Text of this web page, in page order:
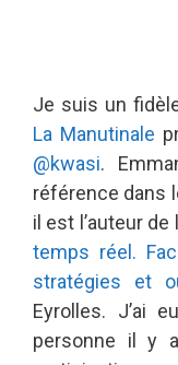
Je suis un
La Manutinale
@kwasi.
référence dans
il est l’auteur de
temps réel.
stratégies et
Eyrolles. J’ai
personne il y